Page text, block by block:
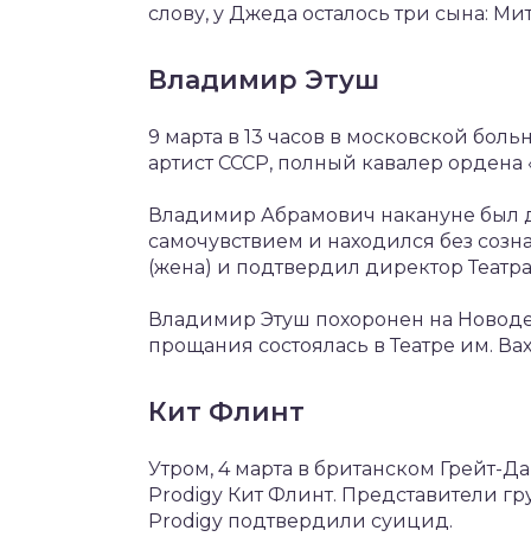
слову, у Джеда осталось три сына:
Владимир Этуш
9 марта в 13 часов в московской
артист СССР, полный кавалер
Владимир Абрамович накануне был
самочувствием и находился без
(жена) и подтвердил директор
Владимир Этуш похоронен на
прощания состоялась в Театре им.
Кит Флинт
Утром, 4 марта в британском Грейт-
Prodigy Кит Флинт. Представители
Prodigy подтвердили суицид.